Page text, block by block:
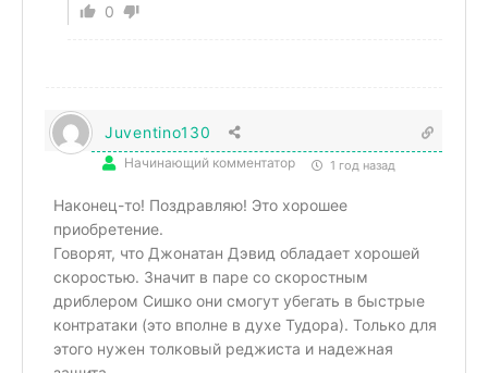
0
Juventino130
Начинающий комментатор 1 год назад
Наконец-то! Поздравляю! Это хорошее
приобретение.
Говорят, что Джонатан Дэвид обладает хорошей
скоростью. Значит в паре со скоростным
дриблером Сишко они смогут убегать в быстрые
контратаки (это вполне в духе Тудора). Только для
этого нужен толковый реджиста и надежная